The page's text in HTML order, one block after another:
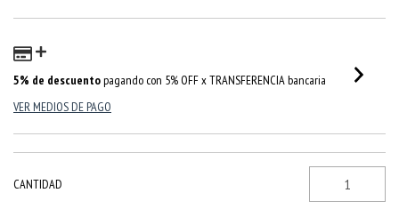
5% de descuentopagando con 5% OFF x TRANSFERENCIA bancaria
VER MEDIOS DE PAGO
CANTIDAD